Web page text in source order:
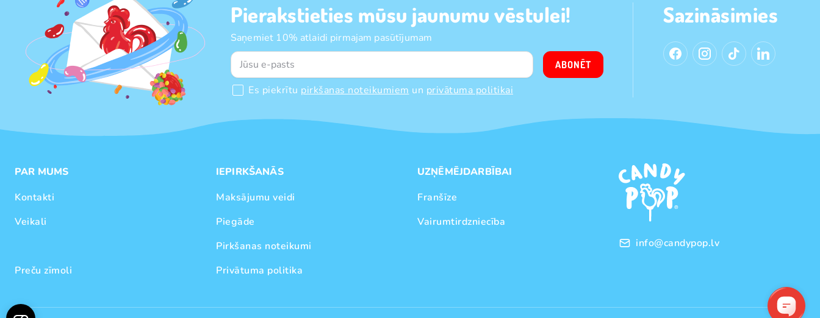
Pierakstieties mūsu jaunumu vēstulei!
Saņemiet 10% atlaidi pirmajam pasūtījumam
Es piekrītu pirkšanas noteikumiem un privātuma politikai
ABONĒT
Sazināsimies
PAR MUMS
Kontakti
Veikali
Preču zīmoli
IEPIRKŠANĀS
Maksājumu veidi
Piegāde
Pirkšanas noteikumi
Privātuma politika
UZŅĒMĒJDARBĪBAI
Franšīze
Vairumtirdzniecība
info@candypop.lv